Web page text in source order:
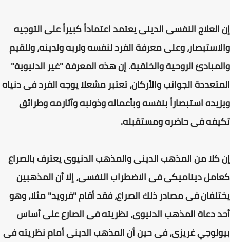
إن العلاج النفسى الدينى يعتمد اعتماداً كبيراً على التوجيه
والاستبصار، وعلى معرفة الفرد لنفسه ولربه ولدينه، وللقيم
والمبادئ الروحية والخلقية. إن هذه المعرفة "غير الدنيوية"
المتعددة الجوانب والأركان، تعتبر مشعلا يوجه الفرد فى دنياه
ويزيده استبصاراً بنفسه وبأعماله وذونبه وآثارمه وطرائق
تكيفه فى حاضره ومستقبله.
إن كلا من المذهب الدينى والمذهب الدنيوى يعترف بالصراع
كعامل ديناميكى فى الاضطراب النفسى، إلا أن المذهبين
يختلفان فى مصادر ذلك الصراع، فقد أقام "فرويد" مثلا، وهو
أحد دعاة المذهب الدنيوى، نظريته فى الصارع على أساس
بيولوجي غريزى، فى حين أن المذهب الدينى أمام نظريته فى